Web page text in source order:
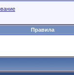
Правила